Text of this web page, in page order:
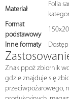
Materiał
Folia
Format
podstawowy
Inne formaty
Znak ppoż zbiornik
gdzie znajduje się
przeciwpożarowego,